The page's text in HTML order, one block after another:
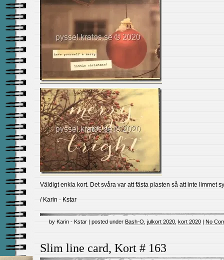
Väldigt enkla kort. Det svåra var att fästa plasten så att inte limmet
/ Karin - Kstar
by Karin - Kstar | posted under Bash-O julkort 2020 kort 2020 | No
Slim line card, Kort # 163